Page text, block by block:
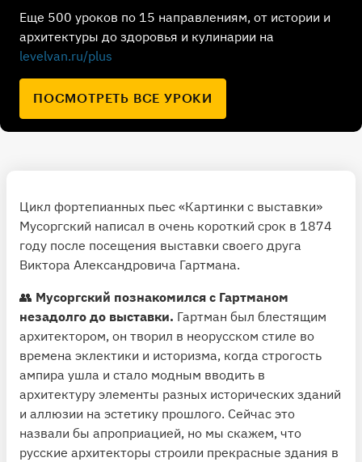
Еще 500 уроков по 15 направлениям, от истории и
архитектуры до здоровья и кулинарии на
levelvan.ru/plus
ПОСМОТРЕТЬ ВСЕ УРОКИ
Цикл фортепианных пьес «Картинки с выставки»
Мусоргский написал в очень короткий срок в 1874
году после посещения выставки своего друга
Виктора Александровича Гартмана.
👥 Мусоргский познакомился с Гартманом
незадолго до выставки. Гартман был блестящим
архитектором, он творил в неорусском стиле во
времена эклектики и историзма, когда строгость
ампира ушла и стало модным вводить в
архитектуру элементы разных исторических зданий
и аллюзии на эстетику прошлого. Сейчас это
назвали бы апроприацией, но мы скажем, что
русские архитекторы строили прекрасные здания в